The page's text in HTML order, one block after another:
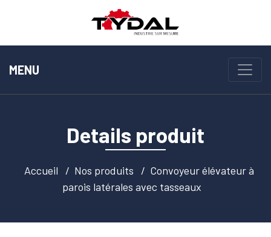
MENU
Details produit
Accueil Nos produits
Convoyeur élévateur à
parois latérales avec tasseaux